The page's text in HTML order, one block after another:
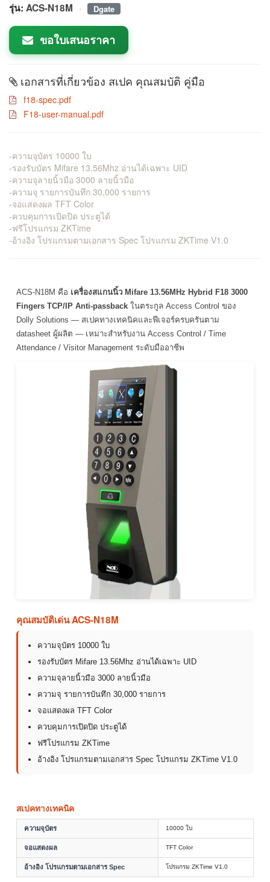
รุ่น: ACS-N18M · Dgate
ขอใบเสนอราคา
เอกสารที่เกี่ยวข้อง สเปค คุณสมบัติ คู่มือ
f18-spec.pdf
F18-user-manual.pdf
-ความจุบัตร 10000 ใบ
-รองรับบัตร Mifare 13.56Mhz อ่านได้เฉพาะ UID
-ความจุลายนิ้วมือ 3000 ลายนิ้วมือ
-ความจุ รายการบันทึก 30,000 รายการ
-จอแสดงผล TFT Color
-ควบคุมการเปิดปิด ประตูได้
-ฟรีโปรแกรม ZKTime
-อ้างอิง โปรแกรมตามเอกสาร Spec โปรแกรม ZKTime V1.0
ACS-N18M คือ เครื่องสแกนนิ้ว Mifare 13.56MHz Hybrid F18 3000
Fingers TCP/IP Anti-passback ในตระกูล Access Control ของ
Dolly Solutions — สเปคทางเทคนิคและฟีเจอร์ครบครันตาม
datasheet ผู้ผลิต — เหมาะสำหรับงาน Access Control / Time
Attendance / Visitor Management ระดับมืออาชีพ
คุณสมบัติเด่น ACS-N18M
ความจุบัตร 10000 ใบ
รองรับบัตร Mifare 13.56Mhz อ่านได้เฉพาะ UID
ความจุลายนิ้วมือ 3000 ลายนิ้วมือ
ความจุ รายการบันทึก 30,000 รายการ
จอแสดงผล TFT Color
ควบคุมการเปิดปิด ประตูได้
ฟรีโปรแกรม ZKTime
อ้างอิง โปรแกรมตามเอกสาร Spec โปรแกรม ZKTime V1.0
สเปคทางเทคนิค
ความจุบัตร 10000 ใบ
จอแสดงผล TFT Color
อ้างอิง โปรแกรมตามเอกสาร Spec โปรแกรม ZKTime V1.0